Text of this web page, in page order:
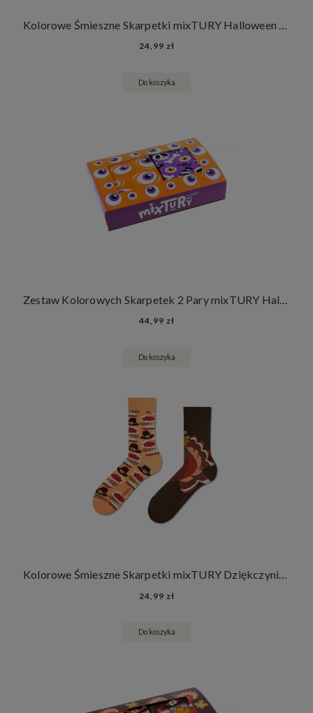
24,99 zł
Do koszyka
44,99 zł
Do koszyka
Kolorowe Śmieszne Skarpetki mixTURY Dziękczynienia Damskie Męskie Długie Święto Dziękczynienia Indyki
24,99 zł
Do koszyka